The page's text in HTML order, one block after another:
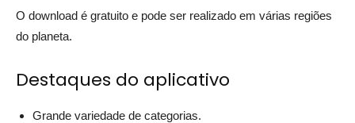
O download é gratuito e pode ser realizado em várias regiões
do planeta.
Destaques do aplicativo
Grande variedade de categorias.